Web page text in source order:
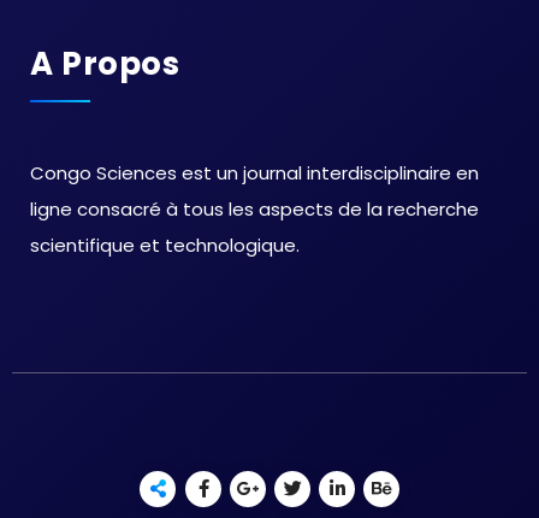
A Propos
Congo Sciences est un journal interdisciplinaire en
ligne consacré à tous les aspects de la recherche
scientifique et technologique.